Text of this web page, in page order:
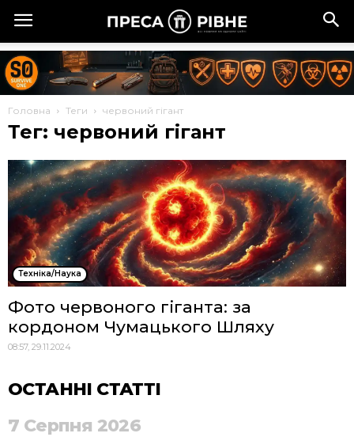
Головна Теги червоний гігант
Тег: червоний гігант
Техніка/Наука
Фото червоного гіганта: за
кордоном Чумацького Шляху
08:57, 29.11.2024
ОСТАННІ СТАТТІ
7 Серпня 2026